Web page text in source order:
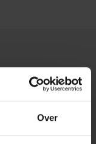
Over
informatiefiche.